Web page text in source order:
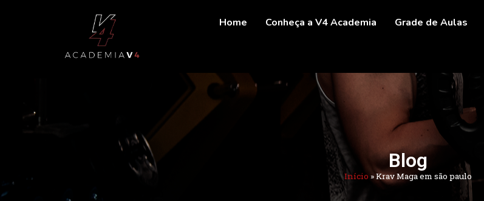
Home Conheça a V4 Academia Grade de Aulas
Blog
Início »Krav Maga em são paulo